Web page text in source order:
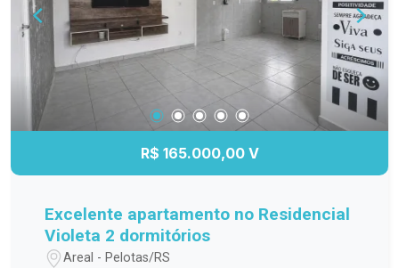
R$ 165.000,00 V
Excelente apartamento no Residencial
Violeta 2 dormitórios
Areal - Pelotas/RS